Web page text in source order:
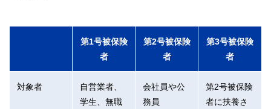
第1号被保険
者
第2号被保険
者
第3号被保険
者
対象者
自営業者、
学生、無職
会社員や公
務員
第2号被保険
者に扶養さ